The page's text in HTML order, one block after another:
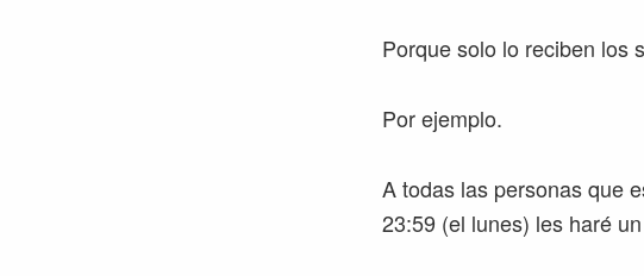
Porque solo lo reciben los
Por ejemplo.
A todas las personas que
23:59 (el lunes) les haré